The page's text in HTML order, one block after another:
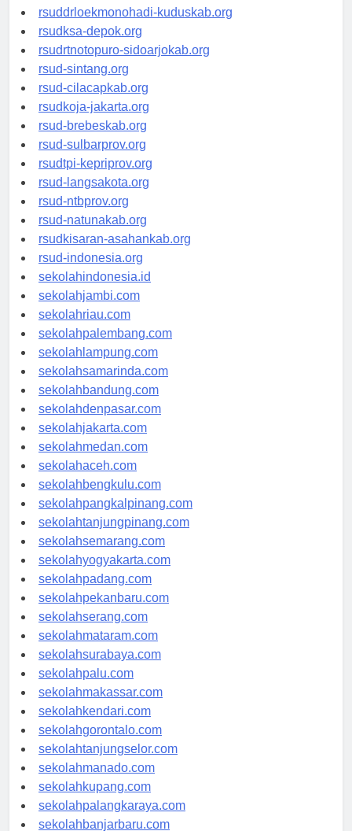
rsud-tpikepriprov.org
rsuddrloekmonohadi-kuduskab.org
rsudksa-depok.org
rsudrtnotopuro-sidoarjokab.org
rsud-sintang.org
rsud-cilacapkab.org
rsudkoja-jakarta.org
rsud-brebeskab.org
rsud-sulbarprov.org
rsudtpi-kepriprov.org
rsud-langsakota.org
rsud-ntbprov.org
rsud-natunakab.org
rsudkisaran-asahankab.org
rsud-indonesia.org
sekolahindonesia.id
sekolahjambi.com
sekolahriau.com
sekolahpalembang.com
sekolahlampung.com
sekolahsamarinda.com
sekolahbandung.com
sekolahdenpasar.com
sekolahjakarta.com
sekolahmedan.com
sekolahaceh.com
sekolahbengkulu.com
sekolahpangkalpinang.com
sekolahtanjungpinang.com
sekolahsemarang.com
sekolahyogyakarta.com
sekolahpadang.com
sekolahpekanbaru.com
sekolahserang.com
sekolahmataram.com
sekolahsurabaya.com
sekolahpalu.com
sekolahmakassar.com
sekolahkendari.com
sekolahgorontalo.com
sekolahtanjungselor.com
sekolahmanado.com
sekolahkupang.com
sekolahpalangkaraya.com